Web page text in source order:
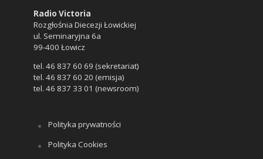
Radio Victoria
Rozgłośnia Diecezji Łowickiej
ul. Seminaryjna 6a
99-400 Łowicz
tel. 46 837 60 69 (sekretariat)
tel. 46 837 60 20 (emisja)
tel. 46 837 33 01 (newsroom)
Polityka prywatności
Polityka Cookies